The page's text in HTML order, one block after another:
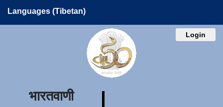
Languages (Tibetan)
Login
भारतवाणी